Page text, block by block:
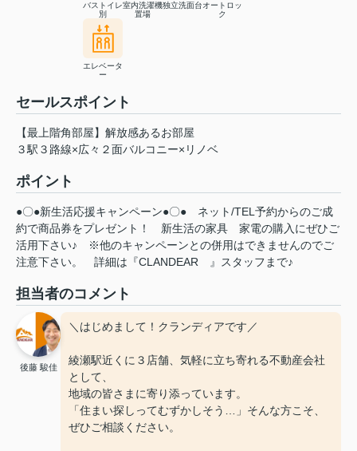
バストイレ
別
室内洗濯機
置場
独立洗面台オートロッ
ク
エレベータ
ー
セールスポイント
【最上階角部屋】解放感あるお部屋
３駅３路線×広々２面バルコニー×リノベ
ポイント
●〇●新生活応援キャンペーン●〇●
ネット/TEL予約からのご成
約で商品券をプレゼント！
新生活の家具
家電の購入にぜひご
活用下さい♪
※他のキャンペーンとの併用はできませんのでご
注意下さい。
詳細は『CLANDEAR 』スタッフまで♪
担当者のコメント
後藤 駿佳
＼はじめまして！クランディアです／
綾瀬駅近くに３店舗、気軽に立ち寄れる不動産会社
として、
地域の皆さまに寄り添っています。
「住まい探しってむずかしそう…」そんな方こそ、
ぜひご相談ください。